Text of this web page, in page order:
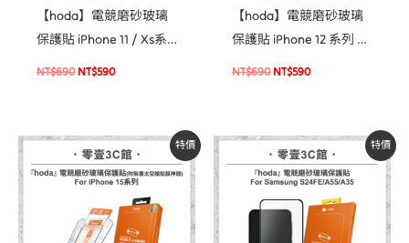
【hoda】電競磨砂玻璃
保護貼 iPhone 11 / Xs系
列 手遊霧面保護貼
NT$690 NT$590
【hoda】電競磨砂玻璃
保護貼 iPhone 12 系列 手
遊霧面防窺保護貼
NT$690 NT$590
特價
原
始
價
格：
目
前
價
格：
NT$590。
特價
原
始
價
格：
NT$690。
目
前
價
格：
NT$590。